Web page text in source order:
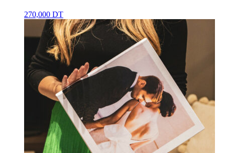
270,000 DT